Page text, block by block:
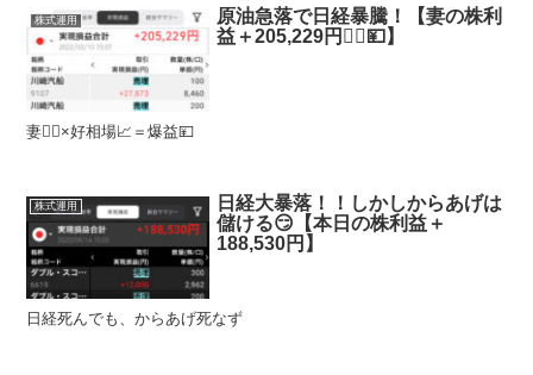
株式運用
原油急落で日経暴騰！【妻の株利
益＋205,229円💁‍♀️💴】
妻💁‍♀️×好相場📈＝爆益💴
株式運用
日経大暴落！！しかしからあげは
儲ける😏【本日の株利益＋
188,530円】
日経死んでも、からあげ死なず